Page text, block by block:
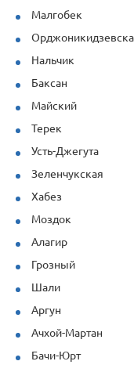
Малгобек
Нальчик
Баксан
Майский
Терек
Усть-Джегута
Зеленчукская
Хабез
Моздок
Алагир
Грозный
Шали
Аргун
Ачхой-Мартан
Бачи-Юрт